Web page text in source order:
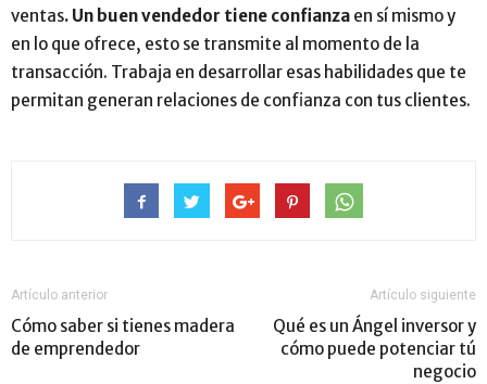
ventas. Un buen vendedor tiene confianza en sí mismo y
en lo que ofrece, esto se transmite al momento de la
transacción. Trabaja en desarrollar esas habilidades que te
permitan generan relaciones de confianza con tus clientes.
Artículo anterior
Cómo saber si tienes madera
de emprendedor
Artículo siguiente
Qué es un Ángel inversor y
cómo puede potenciar tú
negocio